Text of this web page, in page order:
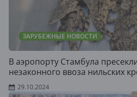
ЗАРУБЕЖНЫЕ НОВОСТИ
В аэропорту Стамбула
незаконного ввоза нильских
29.10.2024